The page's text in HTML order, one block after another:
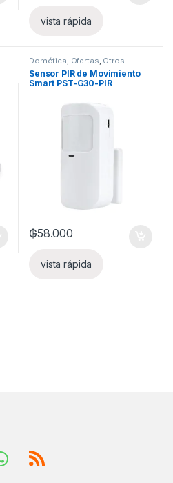
vista rápida
Domótica, Ofertas, Otros
dispositivos ,Seguridad ,
Sensores y Alarmas
Sensor PIR de Movimiento
Smart PST-G30-PIR
₲58.000
vista rápida